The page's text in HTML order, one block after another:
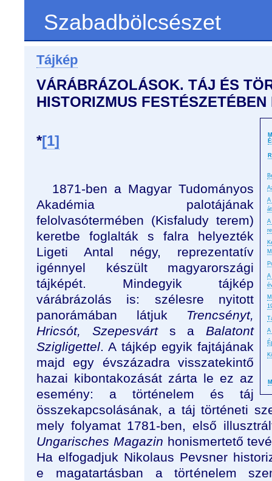
Szabadbölcsészet
Tájkép
VÁRÁBRÁZOLÁSOK. TÁJ ÉS
HISTORIZMUS
A
A
A
A
*[1]
1871-ben a Magyar Tudományos
Akadémia palotájának
felolvasótermében (Kisfaludy terem)
keretbe foglalták s falra helyezték
Ligeti Antal négy, reprezentatív
igénnyel készült magyarországi
tájképét. Mindegyik tájkép
várábrázolás is: szélesre nyitott
panorámában látjuk Trencsényt,
Hricsót, Szepesvárts a Balatont
Szigligettel. A tájkép egyik fajtájának
majd egy évszázadra visszatekintő
hazai kibontakozását zárta le ez az
esemény: a történelem és táj
összekapcsolásának, a táj történeti
mely folyamat 1781-ben, első
Ungarisches Magazin honismertető
Ha elfogadjuk Nikolaus Pevsner
e magatartásban a történelem